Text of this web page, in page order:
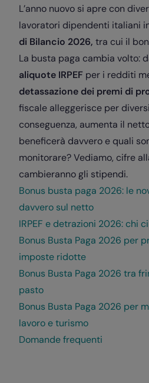
L’anno nuovo si apre con
lavoratori dipendenti italiani
di Bilancio 2026, tra cui il
La busta paga cambia volto:
aliquote IRPEF per i redditi
detassazione dei premi di
fiscale alleggerisce per
conseguenza, aumenta il
beneficerà davvero e quali
monitorare? Vediamo, cifre
cambieranno gli stipendi.
Bonus busta paga 2026: le
davvero sul netto
IRPEF e detrazioni 2026: chi
Bonus Busta Paga 2026 per
imposte ridotte
Bonus Busta Paga 2026 tra
pasto
Bonus Busta Paga 2026 per
lavoro e turismo
Domande frequenti